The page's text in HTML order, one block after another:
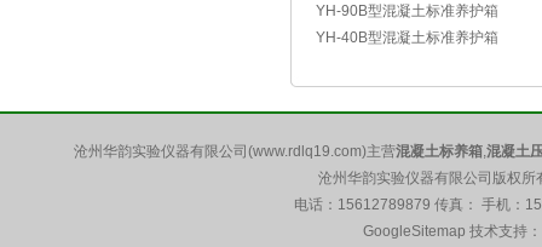
YH-90B型混凝土标准养护箱
YH-40B型混凝土标准养护箱
沧州华韵实验仪器有限公司(www.rdlq19.com)主营混凝土标养箱,混凝土
沧州华韵实验仪器有限公司版权
电话：15612789879 传真： 手机：
GoogleSitemap 技术支持